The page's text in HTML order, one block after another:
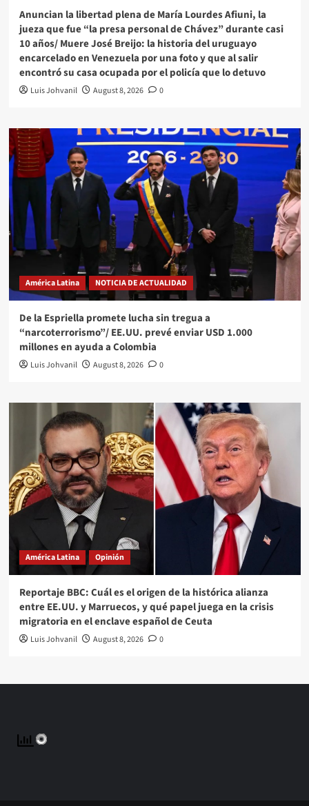
Anuncian la libertad plena de María Lourdes Afiuni, la
jueza que fue “la presa personal de Chávez” durante casi
10 años/ Muere José Breijo: la historia del uruguayo
encarcelado en Venezuela por una foto y que al salir
encontró su casa ocupada por el policía que lo detuvo
Luis Johvanil August 8, 2026 0
América Latina NOTICIA DE ACTUALIDAD
De la Espriella promete lucha sin tregua a
“narcoterrorismo”/ EE.UU. prevé enviar USD 1.000
millones en ayuda a Colombia
Luis Johvanil August 8, 2026 0
América Latina Opinión
Reportaje BBC: Cuál es el origen de la histórica alianza
entre EE.UU. y Marruecos, y qué papel juega en la crisis
migratoria en el enclave español de Ceuta
Luis Johvanil August 8, 2026 0